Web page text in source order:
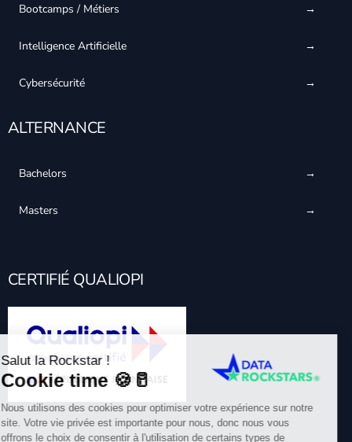
Bootcamps / Métiers
Intelligence Artificielle
Cybersécurité
ALTERNANCE
Bachelors
Masters
CERTIFIÉ QUALIOPI